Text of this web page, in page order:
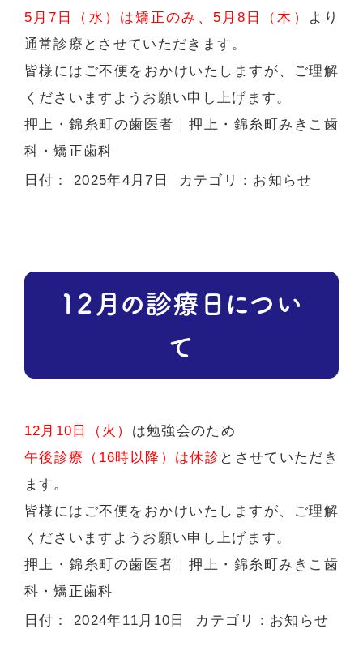
5月7日（水）は矯正のみ、5月8日（木）
より
通常診療とさせていただきます。
皆様にはご不便をおかけいたしますが、ご理解
くださいますようお願い申し上げます。
押上・錦糸町の歯医者 ｜押上・錦糸町みきこ歯
科・矯正歯科
日付：2025年4月7日 カテゴリ： お知らせ
１２月の診療日につい
て
12月10日（火） は勉強会のため
午後診療（16時以降）は休診 とさせていただき
ます。
皆様にはご不便をおかけいたしますが、ご理解
くださいますようお願い申し上げます。
押上・錦糸町の歯医者 ｜押上・錦糸町みきこ歯
科・矯正歯科
日付：2024年11月10日 カテゴリ： お知らせ